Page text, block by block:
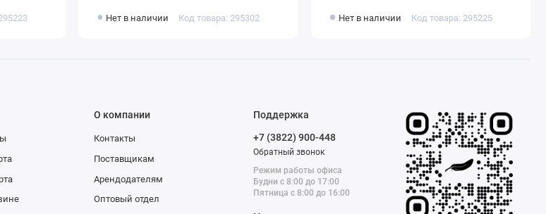
Нет в наличии Код товара: 295302 Нет в наличии Код товара: 295225
О компании
Контакты
Поставщикам
Арендодателям
Оптовый отдел
Поддержка
+7 (3822) 900-448
Обратный звонок
Режим работы офиса
Будни с 8:00 до 17:00
Пятница с 8:00 до 16:00